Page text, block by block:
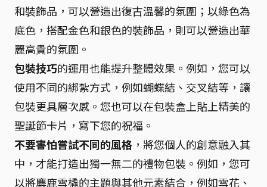
和裝飾品，可以營造出復古溫馨的氛圍；以綠色為
底色，搭配金色和銀色的裝飾品，則可以營造出華
麗高貴的氛圍。
包裝技巧的運用也能提升整體效果。例如，您可以
使用不同的綁紮方式，例如蝴蝶結、交叉結等，讓
包裝更具層次感。您也可以在包裝盒上貼上精美的
聖誕節卡片，寫下您的祝福。
不要害怕嘗試不同的風格 ，將您個人的創意融入其
中，才能打造出獨一無二的禮物包裝。例如，您可
以將麋鹿雪橇的主題與其他元素結合，例如雪花、